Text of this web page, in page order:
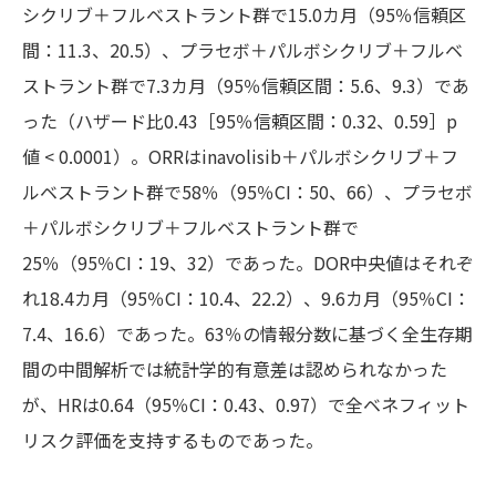
シクリブ＋フルベストラント群で15.0カ月（95％信頼区
間：11.3、20.5）、プラセボ＋パルボシクリブ＋フルベ
ストラント群で7.3カ月（95％信頼区間：5.6、9.3）であ
った（ハザード比0.43［95％信頼区間：0.32、0.59］p
値 < 0.0001）。ORRはinavolisib＋パルボシクリブ＋フ
ルベストラント群で58％（95％CI：50、66）、プラセボ
＋パルボシクリブ＋フルベストラント群で
25％（95％CI：19、32）であった。DOR中央値はそれぞ
れ18.4カ月（95％CI：10.4、22.2）、9.6カ月（95％CI：
7.4、16.6）であった。63％の情報分数に基づく全生存期
間の中間解析では統計学的有意差は認められなかった
が、HRは0.64（95％CI：0.43、0.97）で全ベネフィット
リスク評価を支持するものであった。